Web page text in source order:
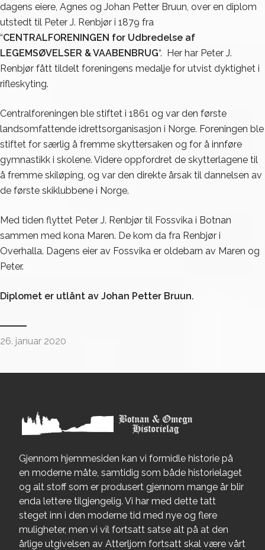
dagens eiere, Agnes og Johan Petter Bruun, over en diplom
utstedt til Peter J. Renbjør i 1879 fra
“CENTRALFORENINGEN for Udbredelse af
LEGEMSØVELSER & VAABENBRUG“. Her har Peter J.
Renbjør fått tildelt foreningens medalje for utvist dyktighet i
rifleskyting.
Centralforeningen ble stiftet i 1861 og var den første
landsomfattende idrettsorganisasjon i Norge. Foreningen ble
stiftet for særlig å fremme skyttersaken og for å innføre
gymnastikk i skolene. Videre oppfordret de skytterlagene til
å fremme skiløping, og var den direkte årsak til dannelsen av
de første skiklubbene i Norge.
Med tiden flyttet Peter J. Renbjør til Fossvika i Botnan
sammen med kona Maren. De kom da fra Renbjør i
Overhalla. Dagens eier av Fossvika er oldebarn av Maren og
Peter.
Diplomet er utlånt av Johan Petter Bruun.
26. januar 2020
Gjennom hjemmesiden kan vi formidle historie på
en moderne måte, samtidig som både historielaget
og alt stoff som er produsert gjennom mange år blir
enda lettere tilgjengelig. Vi har med dette tatt
steget inn i den moderne tid med nye og flere
muligheter, men vi vil fortsatt satse alt på at den
årlige utgivelsen av Atterljom fortsatt skal være vårt